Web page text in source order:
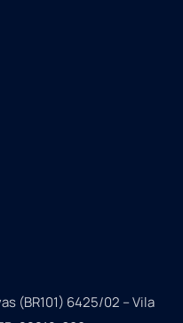
(BR101) 6425/02 – Vila